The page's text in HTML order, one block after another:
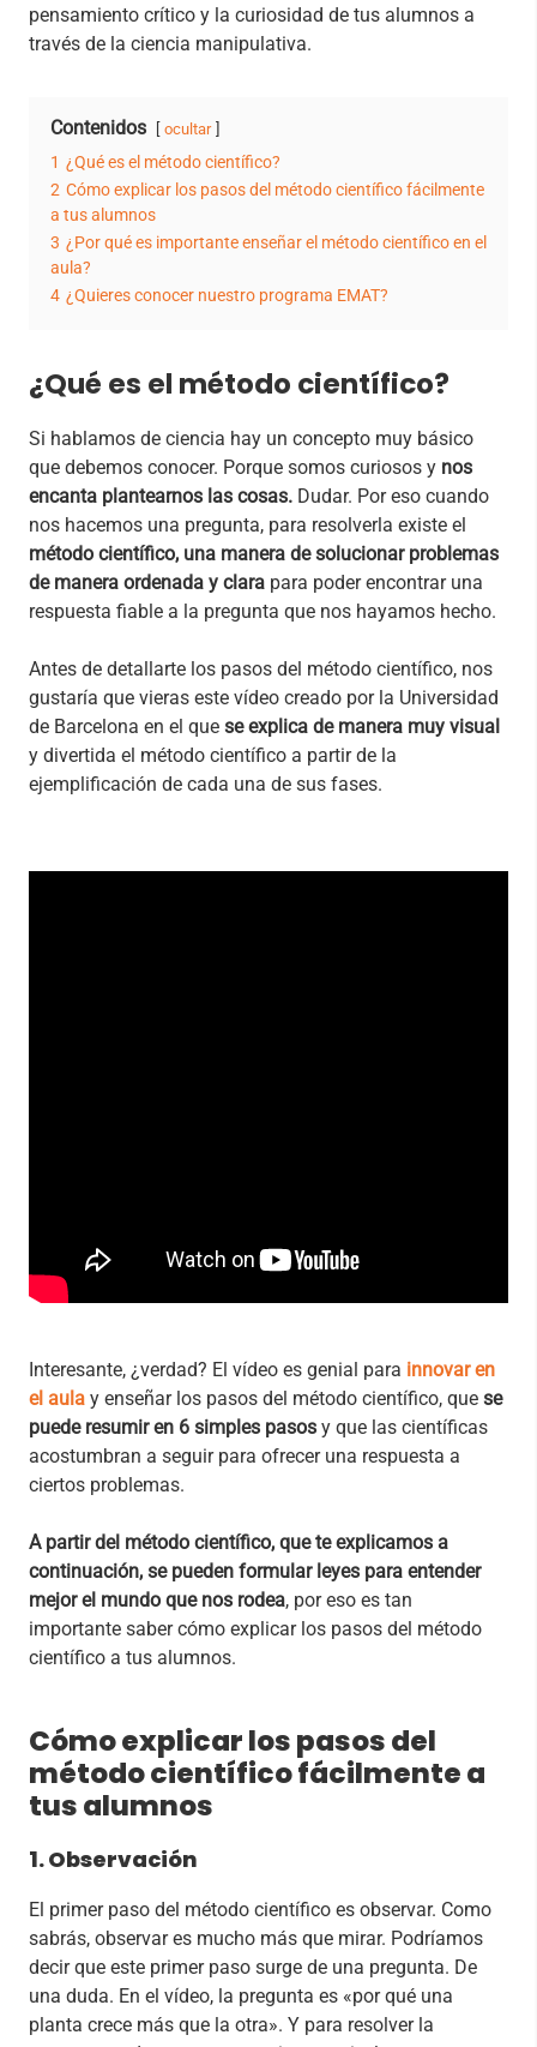
pensamiento crítico y la curiosidad de tus alumnos a
través de la ciencia manipulativa.
Contenidos ocultar
1 ¿Qué es el método científico?
2 Cómo explicar los pasos del método científico fácilmente
a tus alumnos
3 ¿Por qué es importante enseñar el método científico en el
aula?
4 ¿Quieres conocer nuestro programa EMAT?
¿Qué es el método científico?
Si hablamos de ciencia hay un concepto muy básico
que debemos conocer. Porque somos curiosos y nos
encanta plantearnos las cosas. Dudar. Por eso cuando
nos hacemos una pregunta, para resolverla existe el
método científico, una manera de solucionar problemas
de manera ordenada y clara para poder encontrar una
respuesta fiable a la pregunta que nos hayamos hecho.
Antes de detallarte los pasos del método científico, nos
gustaría que vieras este vídeo creado por la Universidad
de Barcelona en el que se explica de manera muy visual
y divertida el método científico a partir de la
ejemplificación de cada una de sus fases.
Interesante, ¿verdad? El vídeo es genial para innovar en
el aula y enseñar los pasos del método científico, que se
puede resumir en 6 simples pasos y que las científicas
acostumbran a seguir para ofrecer una respuesta a
ciertos problemas.
A partir del método científico, que te explicamos a
continuación, se pueden formular leyes para entender
mejor el mundo que nos rodea, por eso es tan
importante saber cómo explicar los pasos del método
científico a tus alumnos.
Cómo explicar los pasos del
método científico fácilmente a
tus alumnos
1. Observación
El primer paso del método científico es observar. Como
sabrás, observar es mucho más que mirar. Podríamos
decir que este primer paso surge de una pregunta. De
una duda. En el vídeo, la pregunta es «por qué una
planta crece más que la otra». Y para resolver la